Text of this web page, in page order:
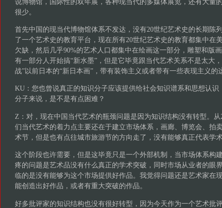
很少。
首先中国的现当代博物馆体系不发达，没有20世纪艺术史的长期陈
了一个艺术史的教育平台，现在所有20世纪艺术史的教育都集中在
欠缺，然后几乎90%的艺术人口都集中在绘画这一部分，雕塑和版
有一部分人开始搞“新水墨”，但是它毕竟跟当代艺术关系不是太大
战”以前日本的“新日本画”，带有装饰主义或者带有一些表现主义的
KU：您也曾说真正的知识分子应该提供给社会知识谱系和思想认识
分子来说，是不是有点困难？
Z：对，现在中国当代艺术的瓶颈问题是因为知识结构没有转型。从
们当代艺术的着力点主要还在于建立市场体系，画廊、博览会、拍
术节，但是也有点往城市旅游节的方向走了，没有能够真正代表学
这个阶段也许需要，但是这毕竟只是一个外部机制，当市场体系构
疼的问题是艺术品没有什么真正的学术突破，同时市场从业者的眼
临的是没有能够为这个市场提供好作品。我觉得问题还是艺术家在
能创造出好作品，或者有重大突破的作品。
好多批评家的知识结构也没有很好转型，因为今天作为一个艺术批